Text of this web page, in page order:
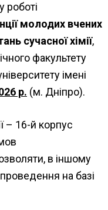
роботі
молодих вчених
сучасної хімії,
факультету
імені
р. (м. Дніпро).
– 16-й корпус
в іншому
на базі